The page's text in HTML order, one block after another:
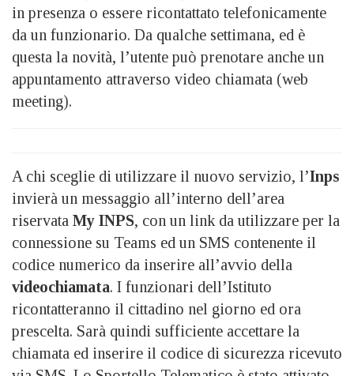
in presenza o essere ricontattato telefonicamente
da un funzionario. Da qualche settimana, ed è
questa la novità, l’utente può prenotare anche un
appuntamento attraverso video chiamata (web
meeting).
A chi sceglie di utilizzare il nuovo servizio, l’Inps
invierà un messaggio all’interno dell’area
riservata My INPS, con un link da utilizzare per la
connessione su Teams ed un SMS contenente il
codice numerico da inserire all’avvio della
videochiamata. I funzionari dell’Istituto
ricontatteranno il cittadino nel giorno ed ora
prescelta. Sarà quindi sufficiente accettare la
chiamata ed inserire il codice di sicurezza ricevuto